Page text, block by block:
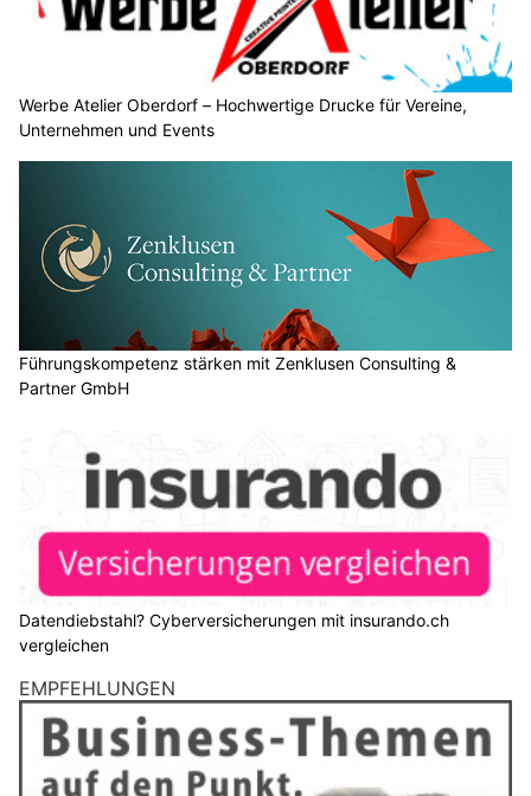
Führungskompetenz stärken mit Zenklusen Consulting & Partner GmbH
Werbe Atelier Oberdorf – Hochwertige Drucke für Vereine, Unternehmen und Events
User-Generated Content strategisch nutzen
20.05.25 VON BELMEDIA REDAKTION
Oft entscheiden authentische Empfehlungen und Erlebnisse
darüber, ob ein Produkt oder eine Marke wahrgenommen
wird. User-Generated Content (UGC) spielt dabei eine
zentrale Rolle: Inhalte, die von Nutzerinnen und Nutzern
selbst erstellt werden, wirken glaubwürdig, emotional und
In diesem Beitrag erfahren Sie, wie Sie UGC gezielt und
rechtskonform für Ihre Content-Marketing-Strategie einsetzen
Weiterlesen
KMU Finanz AG hilft Ihrem Unternehmen – Finanzierung, Buchhaltung, Beratung
Euro Computer, Aarau: Moderne Techniklösungen und Reparaturservice
Live Content: Streaming als
Marketinginstrument
22.08.25 VON BELMEDIA REDAKTION
Live Content gewinnt im Marketing zunehmend an
Bedeutung. Unternehmen nutzen Live-Streams, um Inhalte